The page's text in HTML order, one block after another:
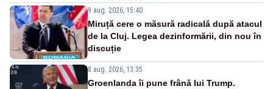
9 aug. 2026, 15:40
Miruță cere o măsură radicală după atacul
de la Cluj. Legea dezinformării, din nou în
discuție
8 aug. 2026, 13:35
Groenlanda îi pune frână lui Trump.